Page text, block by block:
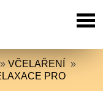
»VČELAŘENÍ
»
PRO